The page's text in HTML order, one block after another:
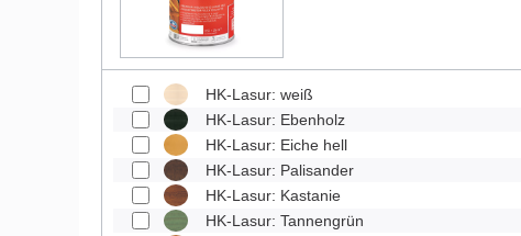
HK-Lasur: weiß
HK-Lasur: Ebenholz
HK-Lasur: Eiche hell
HK-Lasur: Palisander
HK-Lasur: Kastanie
HK-Lasur: Tannengrün